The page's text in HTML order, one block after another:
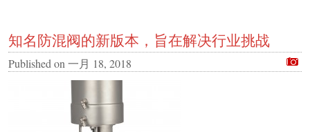
知名防混阀的新版本，旨在解决行业挑战
Published on 一月 18, 2018